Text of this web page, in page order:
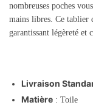
nombreuses poches
mains libres. Ce tablier
garantissant légèreté et
Livraison
Matière : Toile